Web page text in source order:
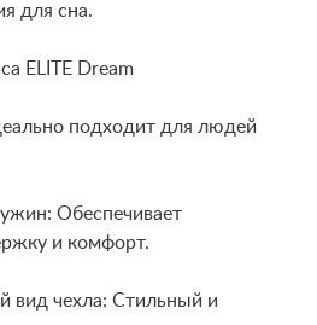
для сна.
ELITE Dream
подходит для людей
Обеспечивает
и комфорт.
вид чехла: Стильный и